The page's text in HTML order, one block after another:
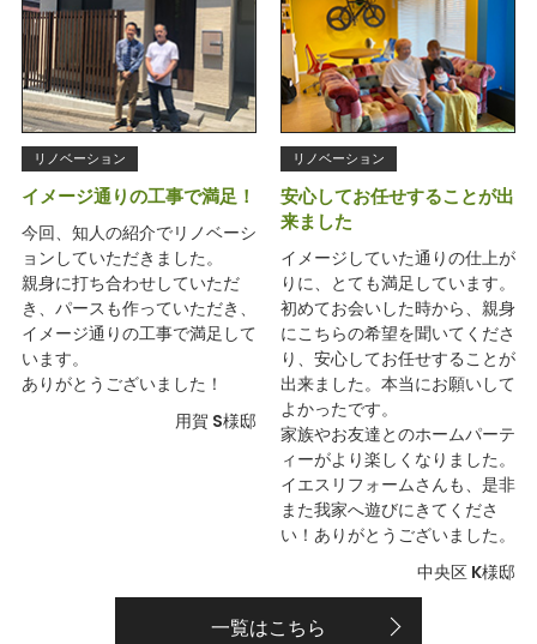
リノベーション
イメージ通りの工事で満足！
今回、知人の紹介でリノベーシ
ョンしていただきました。
親身に打ち合わせしていただ
き、パースも作っていただき、
イメージ通りの工事で満足して
います。
ありがとうございました！
用賀 S様邸
リノベーション
安心してお任せすることが出
来ました
イメージしていた通りの仕上が
りに、とても満足しています。
初めてお会いした時から、親身
にこちらの希望を聞いてくださ
り、安心してお任せすることが
出来ました。本当にお願いして
よかったです。
家族やお友達とのホームパーテ
ィーがより楽しくなりました。
イエスリフォームさんも、是非
また我家へ遊びにきてくださ
い！ありがとうございました。
中央区 K様邸
一覧はこちら